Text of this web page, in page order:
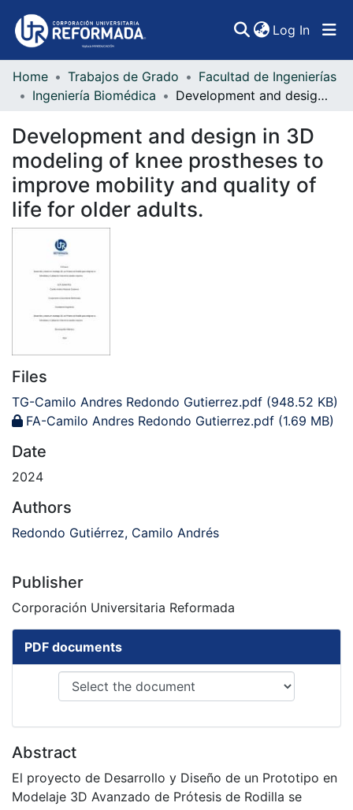
Log In
Communities & Collections
Statistics
Home Trabajos de Grado
Facultad de Ingenierías
Ingeniería Biomédica
Development and design in 3D modeling of knee prostheses to improve mobility and quality of life for older adults.
Development and design in 3D
modeling of knee prostheses to
improve mobility and quality of
life for older adults.
Files
TG-Camilo Andres Redondo Gutierrez.pdf (948.52 KB)
FA-Camilo Andres Redondo Gutierrez.pdf (1.69 MB)
Date
2024
Authors
Redondo Gutiérrez, Camilo Andrés
Publisher
Corporación Universitaria Reformada
PDF documents
Abstract
El proyecto de Desarrollo y Diseño de un Prototipo en
Modelaje 3D Avanzado de Prótesis de Rodilla se